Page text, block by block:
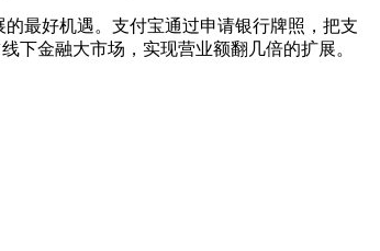
最好机遇。支付宝通过申请银行牌照，把支
下金融大市场，实现营业额翻几倍的扩展。